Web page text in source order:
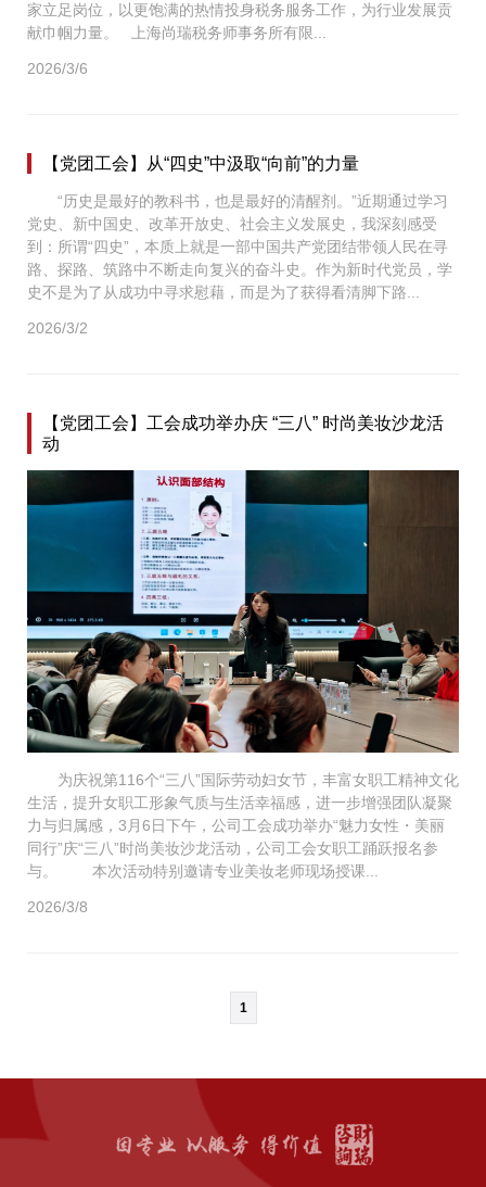
家立足岗位，以更饱满的热情投身税务服务工作，为行业发展贡
献巾帼力量。 上海尚瑞税务师事务所有限...
2026/3/6
【党团工会】从“四史”中汲取“向前”的力量
“历史是最好的教科书，也是最好的清醒剂。”近期通过学习
党史、新中国史、改革开放史、社会主义发展史，我深刻感受
到：所谓“四史”，本质上就是一部中国共产党团结带领人民在寻
路、探路、筑路中不断走向复兴的奋斗史。作为新时代党员，学
史不是为了从成功中寻求慰藉，而是为了获得看清脚下路...
2026/3/2
【党团工会】工会成功举办庆 “三八” 时尚美妆沙龙活
动
为庆祝第116个“三八”国际劳动妇女节，丰富女职工精神文化
生活，提升女职工形象气质与生活幸福感，进一步增强团队凝聚
力与归属感，3月6日下午，公司工会成功举办“魅力女性・美丽
同行”庆“三八”时尚美妆沙龙活动，公司工会女职工踊跃报名参
与。 本次活动特别邀请专业美妆老师现场授课...
2026/3/8
1